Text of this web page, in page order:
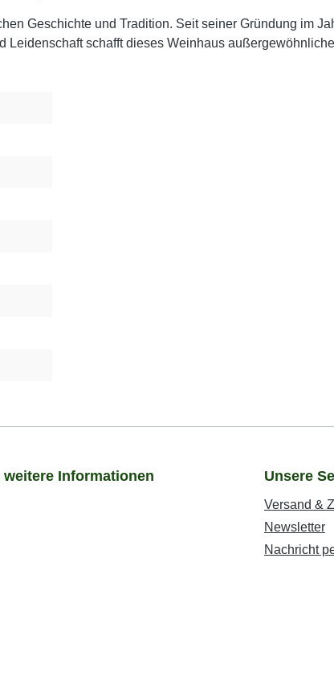
Geschichte und Tradition. Seit seiner Gründung im
schafft dieses Weinhaus
Informationen Unsere
Versand &
Newsletter
Nachricht